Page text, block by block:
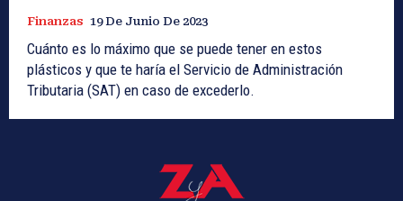
Finanzas 19 De Junio De 2023
Cuánto es lo máximo que se puede tener en estos
plásticos y que te haría el Servicio de Administración
Tributaria (SAT) en caso de excederlo.